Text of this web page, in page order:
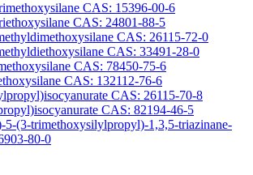
CAS: 15396-00-6
CAS: 24801-88-5
CAS: 26115-72-0
CAS: 33491-28-0
CAS: 78450-75-6
CAS: 132112-76-6
CAS: 26115-70-8
CAS: 82194-46-5
5-(3-trimethoxysilylpropyl)-1,3,5-triazinane-
80-0